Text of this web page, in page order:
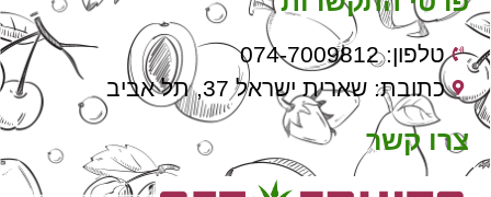
טלפון: 074-7009812
כתובת: שארית ישראל 37, תל אביב
צרו קשר